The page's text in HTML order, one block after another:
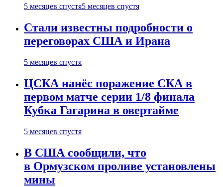
5 месяцев спустя5 месяцев спустя
Стали известны подробности о
переговорах США и Ирана
5 месяцев спустя
ЦСКА нанёс поражение СКА в
первом матче серии 1/8 финала
Кубка Гагарина в овертайме
5 месяцев спустя
В США сообщили, что
в Ормузском проливе установлены
мины